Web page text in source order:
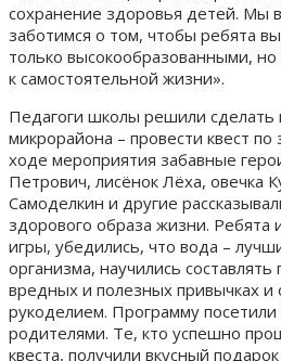
сохранение здоровья детей. Мы
заботимся о том, чтобы ребята
только высокообразованными,
к самостоятельной жизни».
Педагоги школы решили сделать
микрорайона – провести квест
ходе мероприятия забавные
Петрович, лисёнок Лёха, овечка
Самоделкин и другие
здорового образа жизни. Ребята
игры, убедились, что вода –
организма, научились
вредных и полезных привычках и
рукоделием. Программу
родителями. Те, кто успешно
квеста, получили вкусный